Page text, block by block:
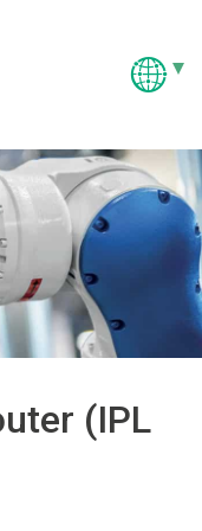
(IPL